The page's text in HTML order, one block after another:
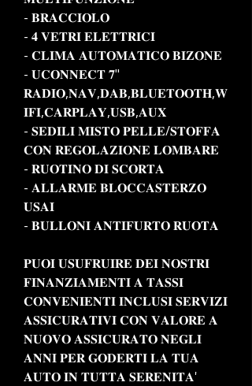
- 𝐁𝐑𝐀𝐂𝐂𝐈𝐎𝐋𝐎
- 𝟒 𝐕𝐄𝐓𝐑𝐈 𝐄𝐋𝐄𝐓𝐓𝐑𝐈𝐂𝐈
- 𝐂𝐋𝐈𝐌𝐀 𝐀𝐔𝐓𝐎𝐌𝐀𝐓𝐈𝐂𝐎 𝐁𝐈𝐙𝐎𝐍𝐄
- 𝐔𝐂𝐎𝐍𝐍𝐄𝐂𝐓 𝟕"
𝐑𝐀𝐃𝐈𝐎,𝐍𝐀𝐕,𝐃𝐀𝐁,𝐁𝐋𝐔𝐄𝐓𝐎𝐎𝐓𝐇,𝐖
𝐈𝐅𝐈,𝐂𝐀𝐑𝐏𝐋𝐀𝐘,𝐔𝐒𝐁,𝐀𝐔𝐗
- 𝐒𝐄𝐃𝐈𝐋𝐈 𝐌𝐈𝐒𝐓𝐎 𝐏𝐄𝐋𝐋𝐄/𝐒𝐓𝐎𝐅𝐅𝐀
𝐂𝐎𝐍 𝐑𝐄𝐆𝐎𝐋𝐀𝐙𝐈𝐎𝐍𝐄 𝐋𝐎𝐌𝐁𝐀𝐑𝐄
- 𝐑𝐔𝐎𝐓𝐈𝐍𝐎 𝐃𝐈 𝐒𝐂𝐎𝐑𝐓𝐀
- 𝐀𝐋𝐋𝐀𝐑𝐌𝐄 𝐁𝐋𝐎𝐂𝐂𝐀𝐒𝐓𝐄𝐑𝐙𝐎
𝐔𝐒𝐀𝐈
- 𝐁𝐔𝐋𝐋𝐎𝐍𝐈 𝐀𝐍𝐓𝐈𝐅𝐔𝐑𝐓𝐎 𝐑𝐔𝐎𝐓𝐀
𝐏𝐔𝐎𝐈 𝐔𝐒𝐔𝐅𝐑𝐔𝐈𝐑𝐄 𝐃𝐄𝐈 𝐍𝐎𝐒𝐓𝐑𝐈
𝐅𝐈𝐍𝐀𝐍𝐙𝐈𝐀𝐌𝐄𝐍𝐓𝐈 𝐀 𝐓𝐀𝐒𝐒𝐈
𝐂𝐎𝐍𝐕𝐄𝐍𝐈𝐄𝐍𝐓𝐈 𝐈𝐍𝐂𝐋𝐔𝐒𝐈 𝐒𝐄𝐑𝐕𝐈𝐙𝐈
𝐀𝐒𝐒𝐈𝐂𝐔𝐑𝐀𝐓𝐈𝐕𝐈 𝐂𝐎𝐍 𝐕𝐀𝐋𝐎𝐑𝐄 𝐀
𝐍𝐔𝐎𝐕𝐎 𝐀𝐒𝐒𝐈𝐂𝐔𝐑𝐀𝐓𝐎 𝐍𝐄𝐆𝐋𝐈
𝐀𝐍𝐍𝐈 𝐏𝐄𝐑 𝐆𝐎𝐃𝐄𝐑𝐓𝐈 𝐋𝐀 𝐓𝐔𝐀
𝐀𝐔𝐓𝐎 𝐈𝐍 𝐓𝐔𝐓𝐓𝐀 𝐒𝐄𝐑𝐄𝐍𝐈𝐓𝐀'